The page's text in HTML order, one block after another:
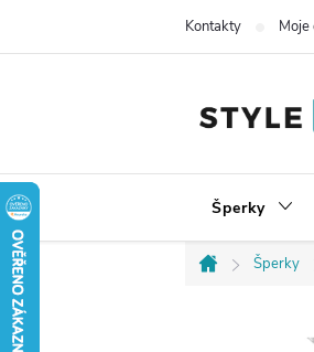
Kontakty
Šperky
Domů
Šperky